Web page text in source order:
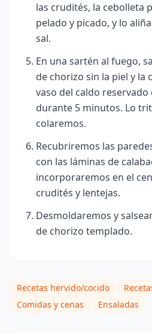
las crudités, la cebolleta
pelado y picado, y lo
sal.
En una sartén al fuego,
de chorizo sin la piel y la
vaso del caldo reservado
durante 5 minutos. Lo
colaremos.
Recubriremos las
con las láminas de
incorporaremos en el
crudités y lentejas.
Desmoldaremos y
de chorizo templado.
Recetas hervido/cocido
Comidas y cenas
Ensaladas